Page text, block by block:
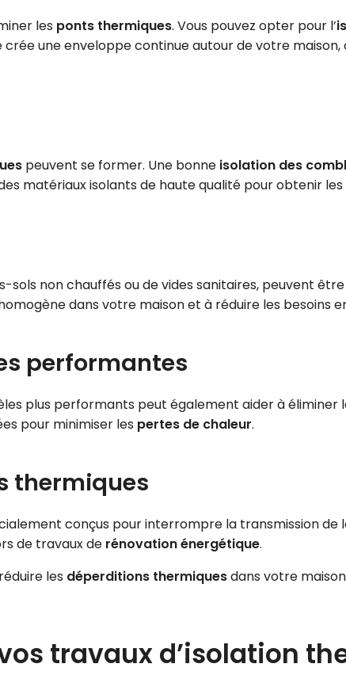
les ponts thermiques. Vous pouvez opter pour l’
une enveloppe continue autour de votre
peuvent se former. Une bonne isolation des
matériaux isolants de haute qualité pour obtenir
sols non chauffés ou de vides sanitaires, peuvent
dans votre maison et à réduire les besoins
performantes
plus performants peut également aider à éliminer
pour minimiser les pertes de chaleur.
thermiques
conçus pour interrompre la transmission de
de travaux de rénovation énergétique.
les déperditions thermiquesdans votre
travaux d’isolation